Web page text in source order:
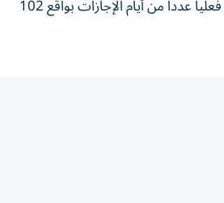
وثبت للخبرة أنه اشتغل فعلياً عدداً من أيام الإجازات بواقع 102